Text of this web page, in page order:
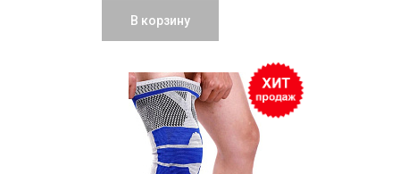
В корзину